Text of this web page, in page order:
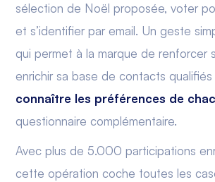
sélection de Noël proposée, voter
et s’identifier par email. Un geste
qui permet à la marque de renforcer
enrichir sa base de contacts
connaître les préférences de
questionnaire complémentaire.
Avec plus de 5.000 participations
cette opération coche toutes les